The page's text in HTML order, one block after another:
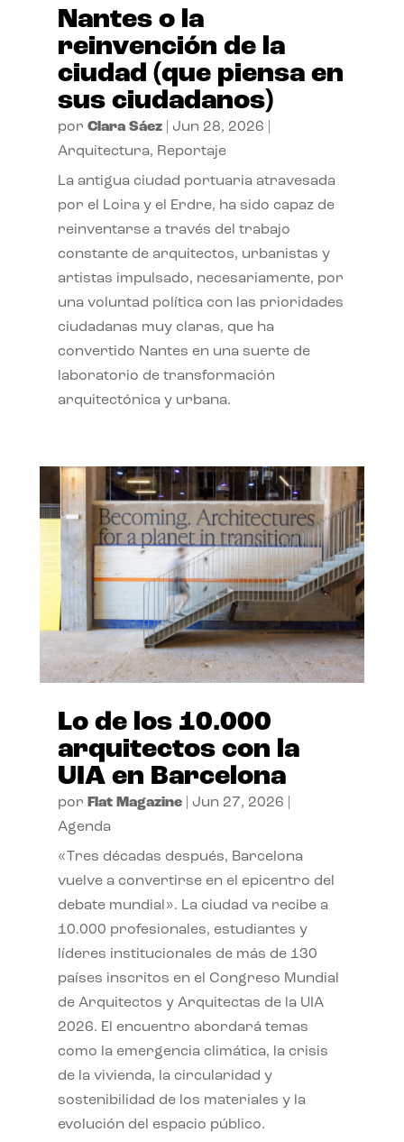
Nantes o la
reinvención de la
ciudad (que piensa en
sus ciudadanos)
por Clara Sáez| Jun 28, 2026
Arquitectura, Reportaje
La antigua ciudad portuaria atravesada
por el Loira y el Erdre, ha sido capaz de
reinventarse a través del trabajo
constante de arquitectos, urbanistas y
artistas impulsado, necesariamente, por
una voluntad política con las prioridades
ciudadanas muy claras, que ha
convertido Nantes en una suerte de
laboratorio de transformación
arquitectónica y urbana.
Lo de los 10.000
arquitectos con la
UIA en Barcelona
por Flat Magazine| Jun 27, 2026
Agenda
«Tres décadas después, Barcelona
vuelve a convertirse en el epicentro del
debate mundial». La ciudad va recibe a
10.000 profesionales, estudiantes y
líderes institucionales de más de 130
países inscritos en el Congreso Mundial
de Arquitectos y Arquitectas de la UIA
2026. El encuentro abordará temas
como la emergencia climática, la crisis
de la vivienda, la circularidad y
sostenibilidad de los materiales y la
evolución del espacio público.